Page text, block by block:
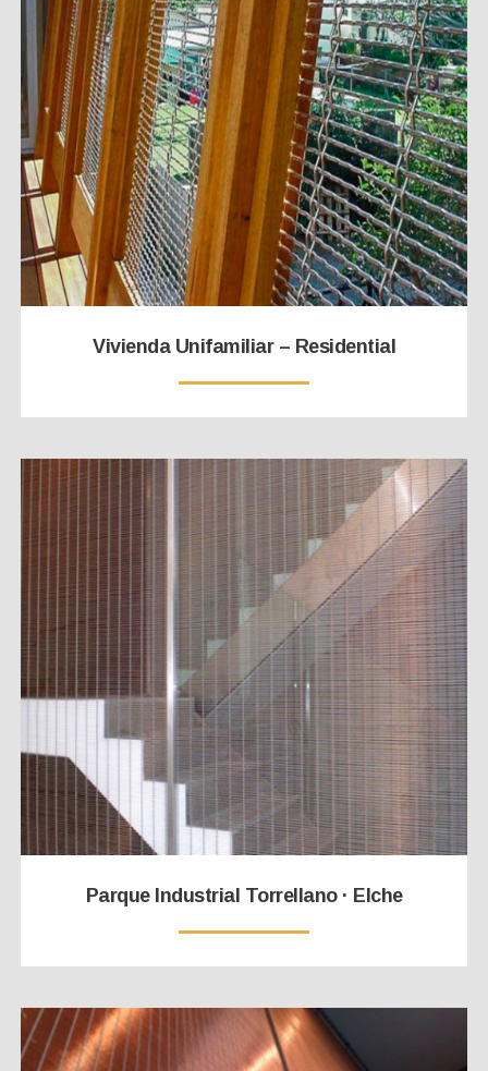
Vivienda Unifamiliar – Residential
Parque Industrial Torrellano · Elche